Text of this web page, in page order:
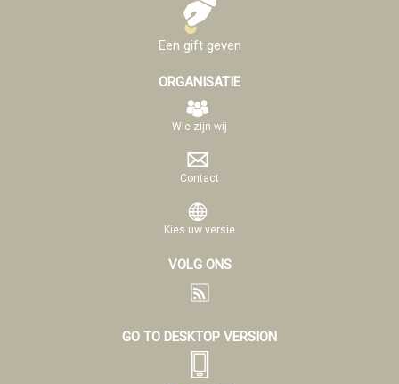
Een gift geven
ORGANISATIE
Wie zijn wij
Contact
Kies uw versie
VOLG ONS
GO TO DESKTOP VERSION